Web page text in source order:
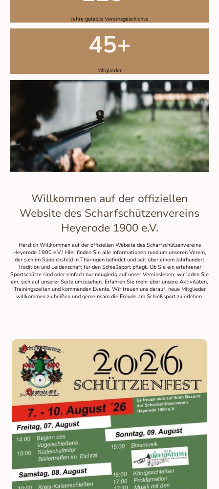
Jahre gelebte Vereinsgeschichte
45+
Mitglieder
Willkommen auf der offiziellen
Website des Scharfschützenvereins
Heyerode 1900 e.V.
Herzlich Willkommen auf der offiziellen Website des Scharfschützenvereins
Heyerode 1900 e.V.! Hier finden Sie alle Informationen rund um unseren Verein,
der sich im Südeichsfeld in Thüringen befindet und seit über einem Jahrhundert
Tradition und Leidenschaft für den Schießsport pflegt. Ob Sie ein erfahrener
Sportschütze sind oder einfach nur neugierig auf unser Vereinsleben, wir laden Sie
ein, sich auf unserer Seite umzusehen. Erfahren Sie mehr über unsere Aktivitäten,
Trainingszeiten und kommenden Events. Wir freuen uns darauf, neue Mitglieder
willkommen zu heißen und gemeinsam die Freude am Schießsport zu erleben.